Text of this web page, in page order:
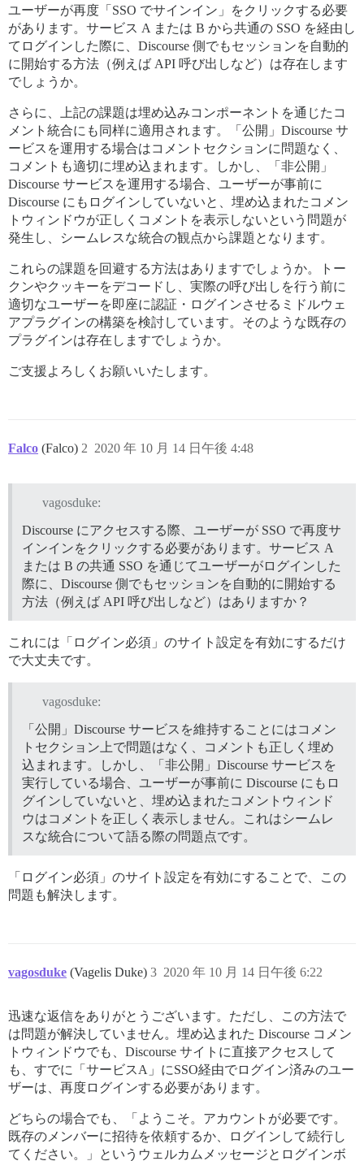
ユーザーが再度「SSO でサインイン」をクリックする必要
があります。サービス A または B から共通の SSO を経由し
てログインした際に、Discourse 側でもセッションを自動的
に開始する方法（例えば API 呼び出しなど）は存在します
でしょうか。
さらに、上記の課題は埋め込みコンポーネントを通じたコ
メント統合にも同样に適用されます。「公開」Discourse サ
ービスを運用する場合はコメントセクションに問題なく、
コメントも適切に埋め込まれます。しかし、「非公開」
Discourse サービスを運用する場合、ユーザーが事前に
Discourse にもログインしていないと、埋め込まれたコメン
トウィンドウが正しくコメントを表示しないという問題が
発生し、シームレスな統合の観点から課題となります。
これらの課題を回避する方法はありますでしょうか。トー
クンやクッキーをデコードし、実際の呼び出しを行う前に
適切なユーザーを即座に認証・ログインさせるミドルウェ
アプラグインの構築を検討しています。そのような既存の
プラグインは存在しますでしょうか。
ご支援よろしくお願いいたします。
Falco (Falco) 2020 年 10 月 14 日午後 4:48
2
vagosduke:
Discourse にアクセスする際、ユーザーが SSO で再度サ
インインをクリックする必要があります。サービス A
または B の共通 SSO を通じてユーザーがログインした
際に、Discourse 側でもセッションを自動的に開始する
方法（例えば API 呼び出しなど）はありますか？
これには「ログイン必須」のサイト設定を有効にするだけ
で大丈夫です。
vagosduke:
「公開」Discourse サービスを維持することにはコメン
トセクション上で問題はなく、コメントも正しく埋め
込まれます。しかし、「非公開」Discourse サービスを
実行している場合、ユーザーが事前に Discourse にもロ
グインしていないと、埋め込まれたコメントウィンド
ウはコメントを正しく表示しません。これはシームレ
スな統合について語る際の問題点です。
「ログイン必須」のサイト設定を有効にすることで、この
問題も解決します。
vagosduke (Vagelis Duke) 2020 年 10 月 14 日午後 6:22
3
迅速な返信をありがとうございます。ただし、この方法で
は問題が解決していません。埋め込まれた Discourse コメン
トウィンドウでも、Discourse サイトに直接アクセスして
も、すでに「サービスA」にSSO経由でログイン済みのユー
ザーは、再度ログインする必要があります。
どちらの場合でも、「ようこそ。アカウントが必要です。
既存のメンバーに招待を依頼するか、ログインして続行し
てください。」というウェルカムメッセージとログインボ